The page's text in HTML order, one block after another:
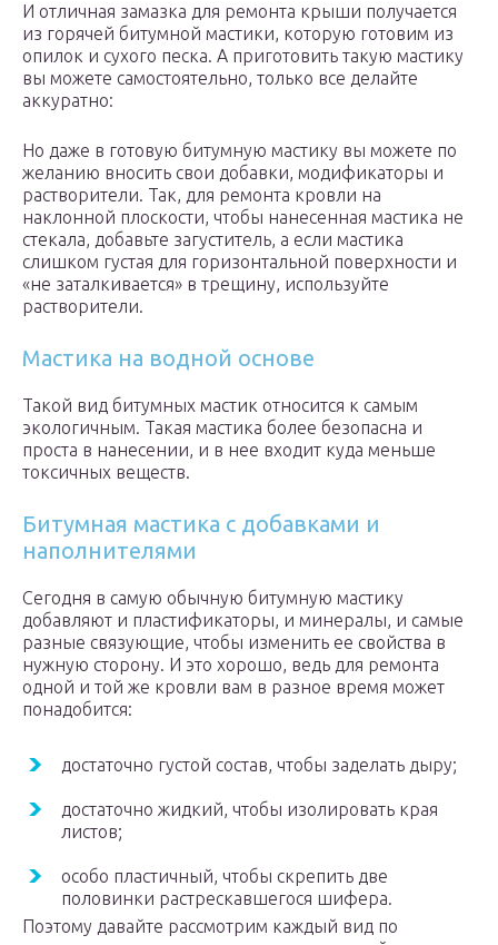
И отличная замазка для ремонта крыши получается
из горячей битумной мастики, которую готовим из
опилок и сухого песка. А приготовить такую мастику
вы можете самостоятельно, только все делайте
аккуратно:
Но даже в готовую битумную мастику вы можете по
желанию вносить свои добавки, модификаторы и
растворители. Так, для ремонта кровли на
наклонной плоскости, чтобы нанесенная мастика не
стекала, добавьте загуститель, а если мастика
слишком густая для горизонтальной поверхности и
«не заталкивается» в трещину, используйте
растворители.
Мастика на водной основе
Такой вид битумных мастик относится к самым
экологичным. Такая мастика более безопасна и
проста в нанесении, и в нее входит куда меньше
токсичных веществ.
Битумная мастика с добавками и
наполнителями
Сегодня в самую обычную битумную мастику
добавляют и пластификаторы, и минералы, и самые
разные связующие, чтобы изменить ее свойства в
нужную сторону. И это хорошо, ведь для ремонта
одной и той же кровли вам в разное время может
понадобится:
достаточно густой состав, чтобы заделать дыру;
достаточно жидкий, чтобы изолировать края
листов;
особо пластичный, чтобы скрепить две
половинки растрескавшегося шифера.
Поэтому давайте рассмотрим каждый вид по